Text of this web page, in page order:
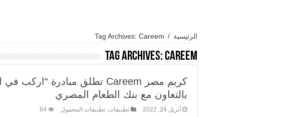
الرئيسية /
Tag Archives: Careem
Tag Archives:Careem
بالتعاون مع بنك الطعام المصري
أبريل 24, 2022 تطبيقات, تطبيقات المحمول 64